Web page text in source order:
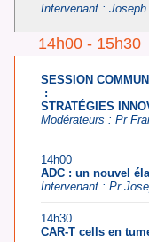
Intervenant :
14h00 - 15h30
SESSION
:
STRATÉGIES
Modérateurs :Pr
14h00
ADC : un nouvel
Intervenant :Pr
14h30
CAR-T cells en